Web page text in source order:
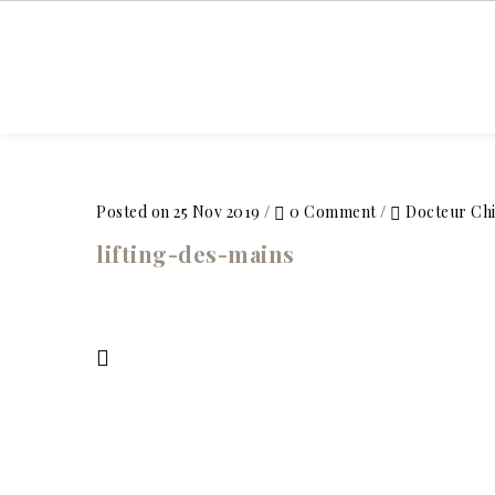
Posted on 25 Nov 2019 / 0 Comment/ Docteur
lifting-des-mains